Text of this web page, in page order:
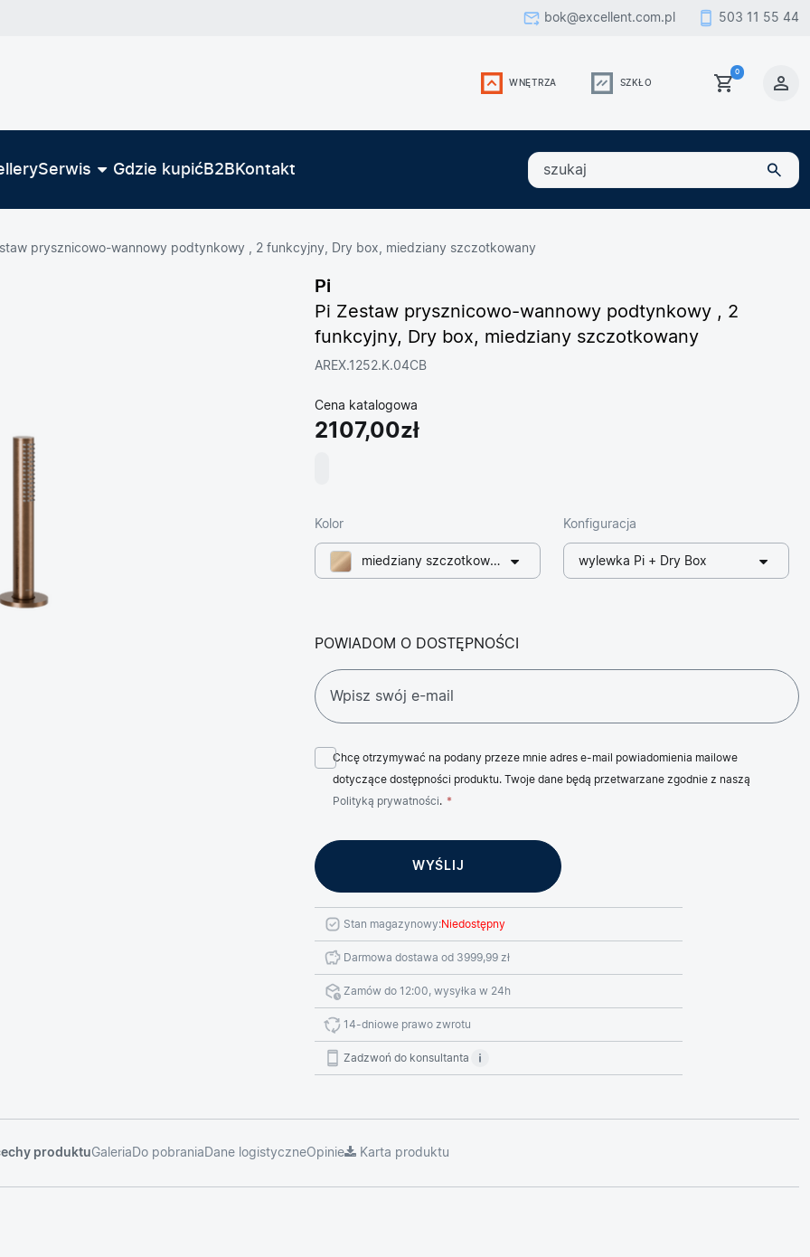
bok@excellent.com.pl 503 11 55 44
WNĘTRZA SZKŁO
0
Serwis Gdzie kupićB2B Kontakt
szukaj
prysznicowo-wannowy podtynkowy , 2 funkcyjny, Dry box, miedziany szczotkowany
Pi
Pi Zestaw prysznicowo-wannowy podtynkowy , 2
funkcyjny, Dry box, miedziany szczotkowany
AREX.1252.K.04CB
Cena katalogowa
2107,00zł
Kolor
miedziany szczotkowany
Konfiguracja
wylewka Pi + Dry Box
POWIADOM O DOSTĘPNOŚCI
Chcę otrzymywać na podany przeze mnie adres e-mail powiadomienia mailowe
dotyczące dostępności produktu. Twoje dane będą przetwarzane zgodnie z naszą
Polityką prywatności.
Stan magazynowy:Niedostępny
Darmowa dostawa od 3999,99 zł
Zamów do 12:00, wysyłka w 24h
14-dniowe prawo zwrotu
Zadzwoń do konsultanta
produktuGaleria Do pobrania Dane logistyczneOpinie Karta produktu